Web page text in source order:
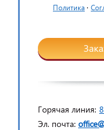
Политика ·
Горячая линия:
Эл. почта: